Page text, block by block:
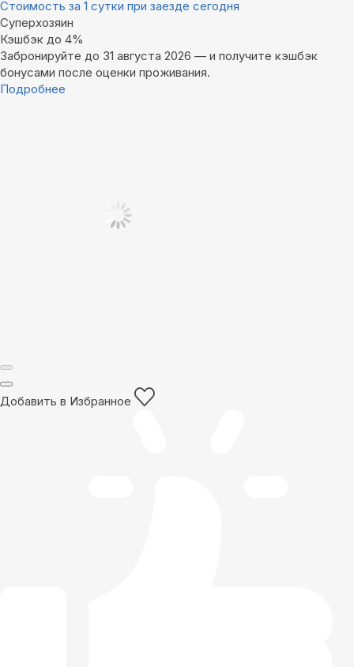
Стоимость за 1 сутки при заезде сегодня
Суперхозяин
Кэшбэк до 4%
Забронируйте до 31 августа 2026 — и получите кэшбэк
бонусами после оценки проживания.
Подробнее
Добавить в Избранное